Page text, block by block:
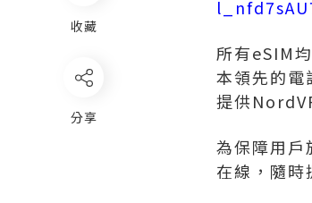
收藏
分享
所有eSIM
本領先的電
提供
為保障用戶
在線，隨時